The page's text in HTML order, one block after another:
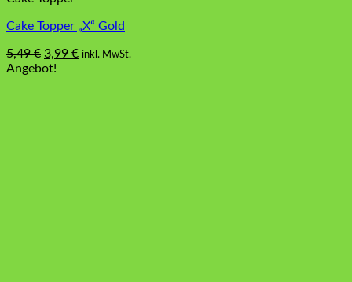
Cake Topper „X“ Gold
5,49€ Ursprünglicher
Preis
3,99 €Aktueller
inkl. MwSt.
Angebot!